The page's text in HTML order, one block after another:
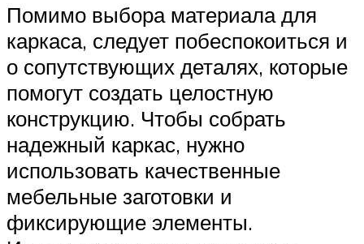
Помимо выбора материала для
каркаса, следует побеспокоиться и
о сопутствующих деталях, которые
помогут создать целостную
конструкцию. Чтобы собрать
надежный каркас, нужно
использовать качественные
мебельные заготовки и
фиксирующие элементы.